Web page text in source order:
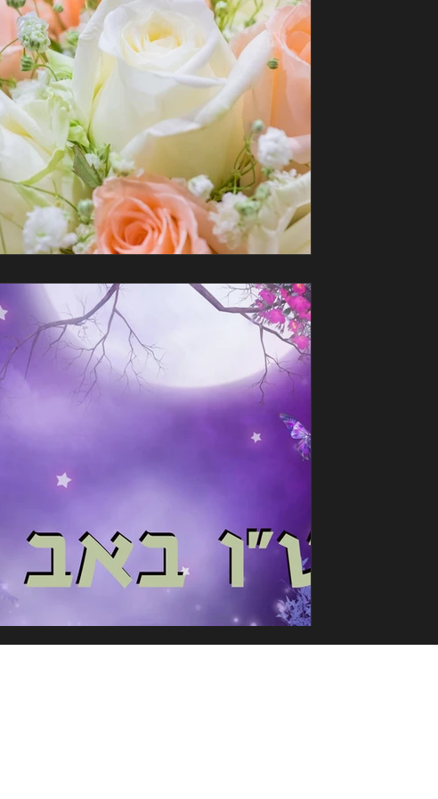
פרחים מיוחדים, נדירים
טאץ' אחר. קטנים, נדירים ומרגשים: זרי פרחים
ט"ו באב: חג האהבה
פרחים
גלה את המשמעות של ט"ו באב, חג האהבה
פרחים ביום מיוחד זה. מתנות שמביאות
PIRSUM@N